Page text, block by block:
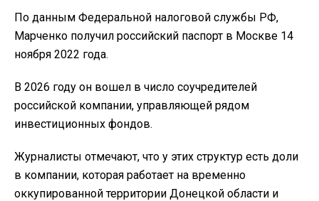
По данным Федеральной налоговой службы РФ,
Марченко получил российский паспорт в Москве 14
ноября 2022 года.
В 2026 году он вошел в число соучредителей
российской компании, управляющей рядом
инвестиционных фондов.
Журналисты отмечают, что у этих структур есть доли
в компании, которая работает на временно
оккупированной территории Донецкой области и